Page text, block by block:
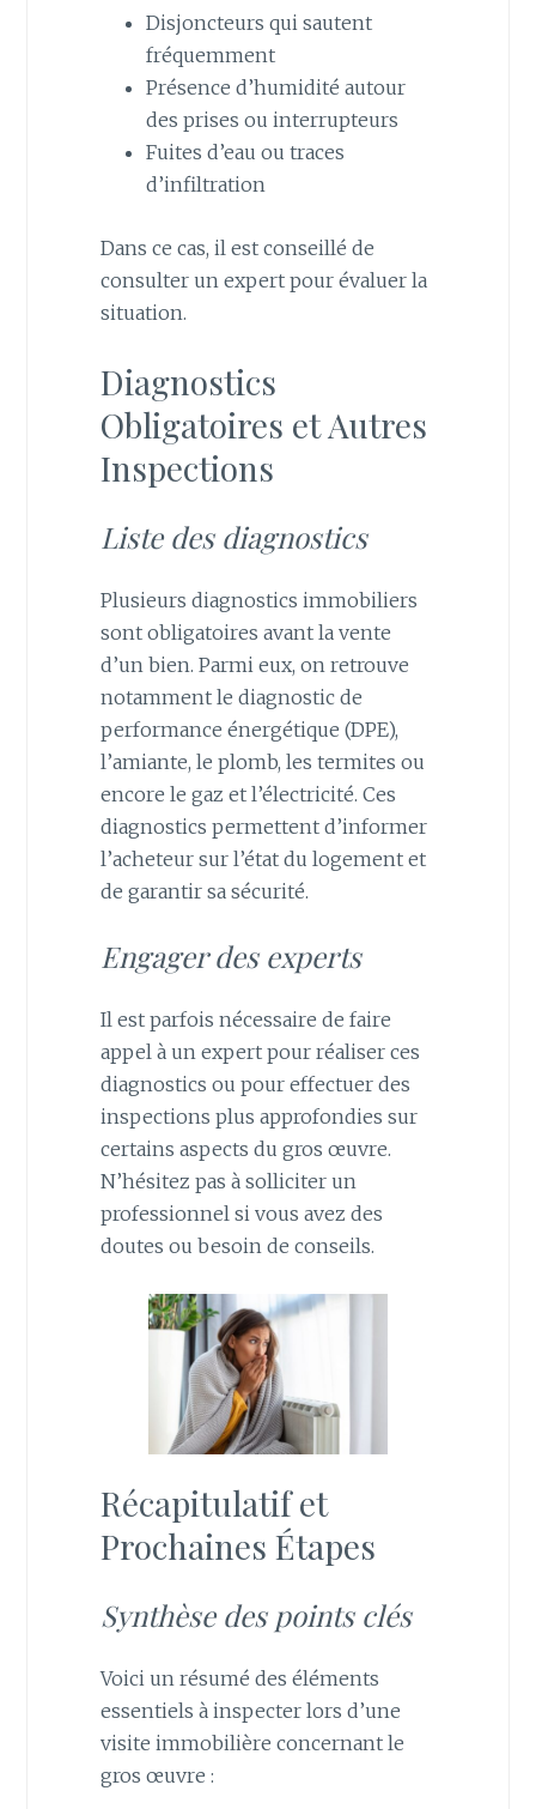
Disjoncteurs qui sautent
fréquemment
Présence d’humidité autour
des prises ou interrupteurs
Fuites d’eau ou traces
d’infiltration
Dans ce cas, il est conseillé de
consulter un expert pour évaluer la
situation.
Diagnostics
Obligatoires et Autres
Inspections
Liste des diagnostics
Plusieurs diagnostics immobiliers
sont obligatoires avant la vente
d’un bien. Parmi eux, on retrouve
notamment le diagnostic de
performance énergétique (DPE),
l’amiante, le plomb, les termites ou
encore le gaz et l’électricité. Ces
diagnostics permettent d’informer
l’acheteur sur l’état du logement et
de garantir sa sécurité.
Engager des experts
Il est parfois nécessaire de faire
appel à un expert pour réaliser ces
diagnostics ou pour effectuer des
inspections plus approfondies sur
certains aspects du gros œuvre.
N’hésitez pas à solliciter un
professionnel si vous avez des
doutes ou besoin de conseils.
Récapitulatif et
Prochaines Étapes
Synthèse des points clés
Voici un résumé des éléments
essentiels à inspecter lors d’une
visite immobilière concernant le
gros œuvre :